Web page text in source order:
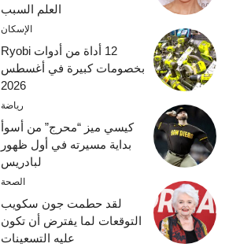
العلم السبب
الإسكان
12 أداة من أدوات Ryobi
بخصومات كبيرة في أغسطس
2026
رياضة
كيسي ميز “محرج” من أسوأ
بداية مسيرته في أول ظهور
لبادريس
الصحة
لقد حطمت جون سكويب
التوقعات لما يفترض أن تكون
عليه التسعينات